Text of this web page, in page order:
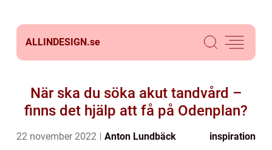
ALLINDESIGN.se
När ska du söka akut tandvård –
finns det hjälp att få på Odenplan?
22 november 2022 Anton Lundbäck inspiration